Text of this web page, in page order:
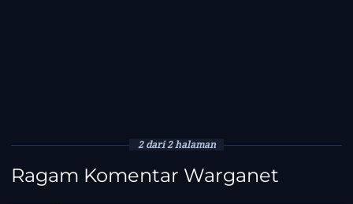
2 dari 2 halaman
Ragam Komentar Warganet